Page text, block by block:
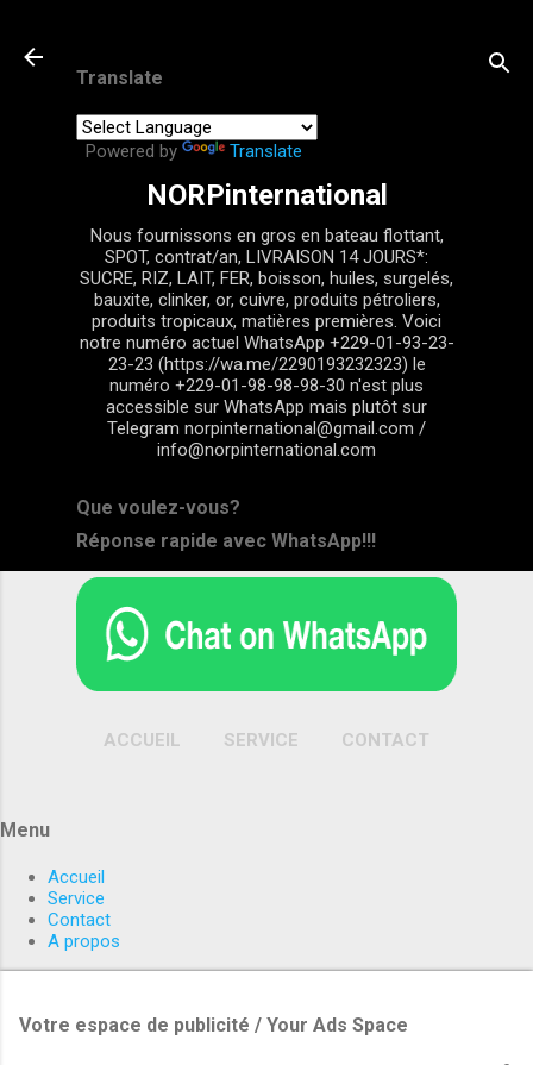
Translate
Powered by Translate
NORPinternational
Nous fournissons en gros en bateau flottant,
SPOT, contrat/an, LIVRAISON 14 JOURS*:
SUCRE, RIZ, LAIT, FER, boisson, huiles, surgelés,
bauxite, clinker, or, cuivre, produits pétroliers,
produits tropicaux, matières premières. Voici
notre numéro actuel WhatsApp +229-01-93-23-
23-23 (https://wa.me/2290193232323) le
numéro +229-01-98-98-98-30 n'est plus
accessible sur WhatsApp mais plutôt sur
Telegram norpinternational@gmail.com /
info@norpinternational.com
Que voulez-vous?
Réponse rapide avec WhatsApp!!!
ACCUEIL SERVICE CONTACT
Menu
Accueil
Service
Contact
A propos
Votre espace de publicité / Your Ads Space